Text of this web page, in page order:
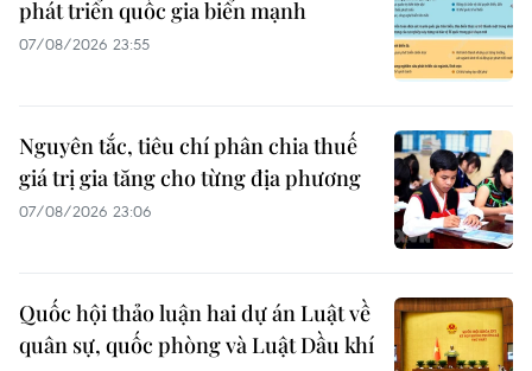
phát triển quốc gia biển mạnh
07/08/2026 23:55
Nguyên tắc, tiêu chí phân chia thuế
giá trị gia tăng cho từng địa phương
07/08/2026 23:06
Quốc hội thảo luận hai dự án Luật về
quân sự, quốc phòng và Luật Dầu khí